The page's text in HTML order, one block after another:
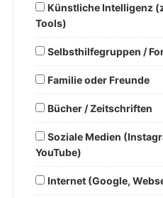
Künstliche Intelligenz
Tools)
Selbsthilfegruppen /
Familie oder Freunde
Bücher / Zeitschriften
Soziale Medien
YouTube)
Internet (Google,